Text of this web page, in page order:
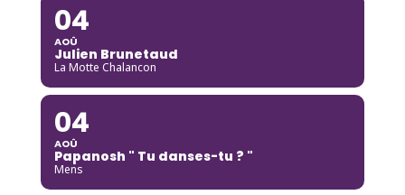
04
AOÛ
Julien Brunetaud
La Motte Chalancon
04
AOÛ
Papanosh " Tu danses-tu ? "
Mens